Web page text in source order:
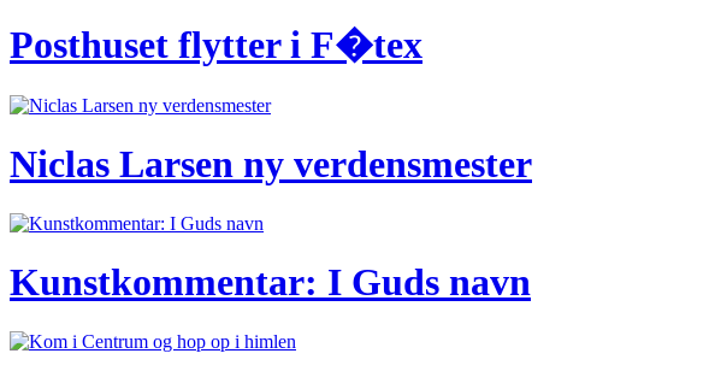
Posthuset flytter i F�tex
Niclas Larsen ny verdensmester
Kunstkommentar: I Guds navn